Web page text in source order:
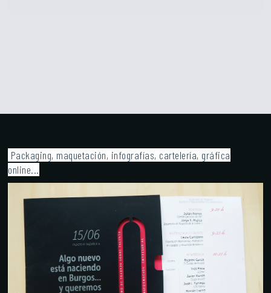
Packaging, maquetación, infografías, cartelería, gráfica
online...
INVITACIÓN